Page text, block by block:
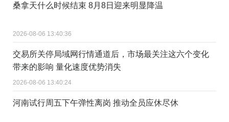
桑拿天什么时候结束 8月8日迎来明显降温
2026-08-06 13:40:36
交易所关停局域网行情通道后，市场最关注这六个变化
带来的影响 量化速度优势消失
2026-08-06 13:40:24
河南试行周五下午弹性离岗 推动全员应休尽休